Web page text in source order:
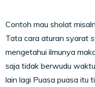
Contoh mau sholat
Tata cara aturan syarat
mengetahui ilmunya
saja tidak berwudu
lain lagi Puasa puasa itu